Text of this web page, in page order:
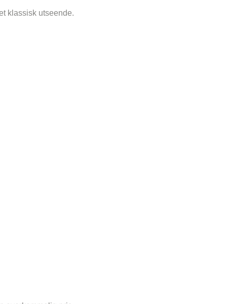
klassisk utseende.